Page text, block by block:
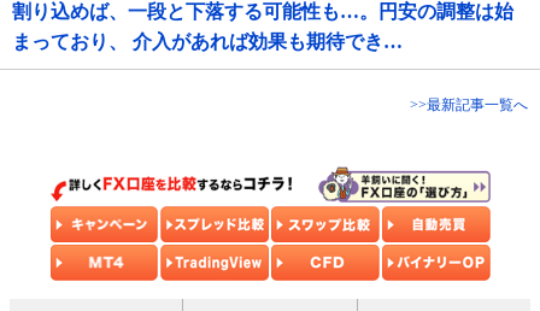
割り込めば、一段と下落する可能性も…。円安の調整は始
まっており、 介入があれば効果も期待でき…
>>最新記事一覧へ